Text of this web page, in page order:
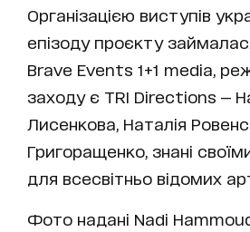
Організацією виступів
епізоду проєкту
Brave Events 1+1 media,
заходу є TRI Directions —
Лисенкова, Наталія
Григоращенко, знані
для всесвітньо відомих
Фото надані Nadi